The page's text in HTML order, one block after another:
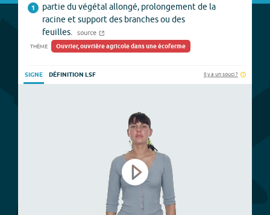
1
partie du végétal allongé, prolongement de la
racine et support des branches ou des
feuilles.
source
THÈME Ouvrier, ouvrière agricole dans une écoferme
SIGNE DÉFINITION LSF Il y a un souci ?
Play